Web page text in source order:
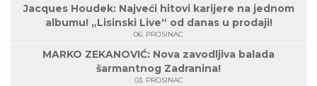
Jacques Houdek: Najveći hitovi karijere na jednom
albumu! „Lisinski Live“ od danas u prodaji!
06. PROSINAC
MARKO ZEKANOVIĆ: Nova zavodljiva balada
šarmantnog Zadranina!
03. PROSINAC